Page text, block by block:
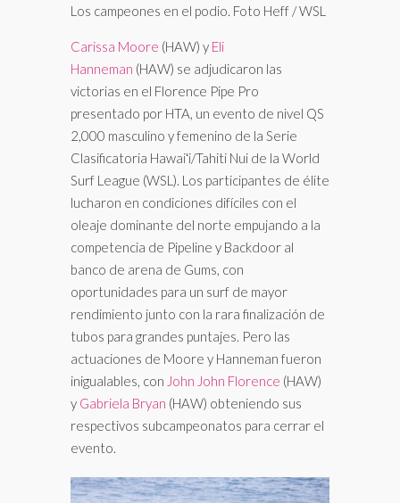
Los campeones en el podio. Foto Heff / WSL
Carissa Moore (HAW) y Eli
Hanneman (HAW) se adjudicaron las
victorias en el Florence Pipe Pro
presentado por HTA, un evento de nivel QS
2,000 masculino y femenino de la Serie
Clasificatoria Hawaiʻi/Tahiti Nui de la World
Surf League (WSL). Los participantes de élite
lucharon en condiciones difíciles con el
oleaje dominante del norte empujando a la
competencia de Pipeline y Backdoor al
banco de arena de Gums, con
oportunidades para un surf de mayor
rendimiento junto con la rara finalización de
tubos para grandes puntajes. Pero las
actuaciones de Moore y Hanneman fueron
inigualables, con John John Florence (HAW)
y Gabriela Bryan (HAW) obteniendo sus
respectivos subcampeonatos para cerrar el
evento.